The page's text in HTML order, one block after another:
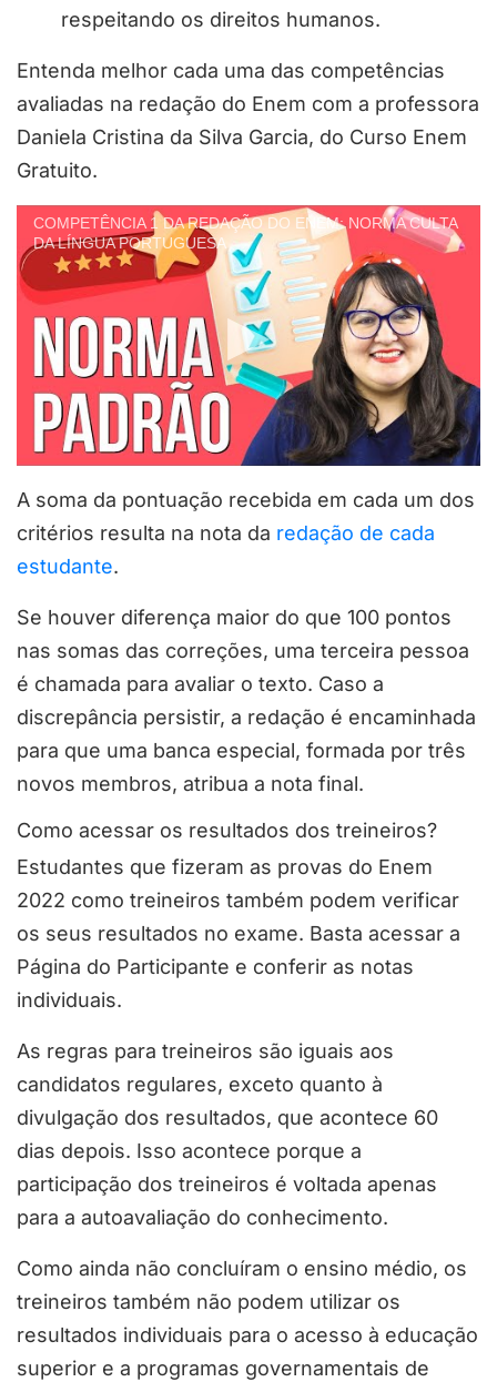
respeitando os direitos humanos.
Entenda melhor cada uma das competências
avaliadas na redação do Enem com a professora
Daniela Cristina da Silva Garcia, do Curso Enem
Gratuito.
COMPETÊNCIA 1 DA REDAÇÃO DO ENEM: NORMA CULTA
DA LÍNGUA PORTUGUESA
A soma da pontuação recebida em cada um dos
critérios resulta na nota da redação de cada
estudante.
Se houver diferença maior do que 100 pontos
nas somas das correções, uma terceira pessoa
é chamada para avaliar o texto. Caso a
discrepância persistir, a redação é encaminhada
para que uma banca especial, formada por três
novos membros, atribua a nota final.
Como acessar os resultados dos treineiros?
Estudantes que fizeram as provas do Enem
2022 como treineiros também podem verificar
os seus resultados no exame. Basta acessar a
Página do Participante e conferir as notas
individuais.
As regras para treineiros são iguais aos
candidatos regulares, exceto quanto à
divulgação dos resultados, que acontece 60
dias depois. Isso acontece porque a
participação dos treineiros é voltada apenas
para a autoavaliação do conhecimento.
Como ainda não concluíram o ensino médio, os
treineiros também não podem utilizar os
resultados individuais para o acesso à educação
superior e a programas governamentais de